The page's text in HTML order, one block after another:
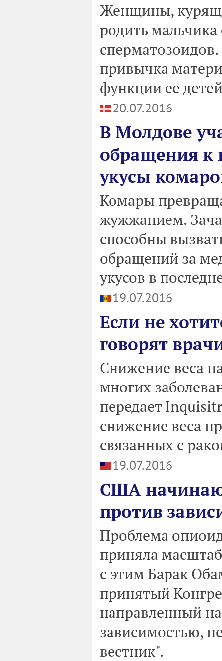
Женщины,
родить
привычка
функции ее
20.07.2016
В Молдове
обращения к
укусы
Комары
жужжанием.
способны
обращений за
укусов в
19.07.2016
Если не
говорят
Снижение веса
многих
передает
снижение веса
связанных с
19.07.2016
США
против
Проблема
приняла
с этим Барак
принятый
направленный
зависимостью,
вестник".